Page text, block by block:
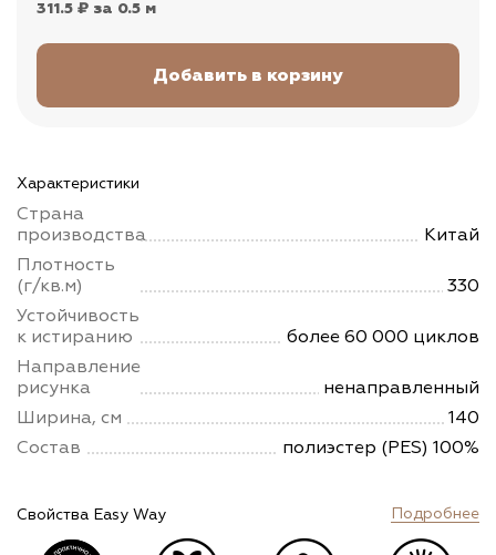
311.5 ₽ за 0.5 м
Характеристики
Страна
производства
Китай
Плотность
(г/кв.м)
330
Устойчивость
к истиранию
более 60 000 циклов
Направление
рисунка
ненаправленный
Ширина, см
140
Состав
полиэстер (PES) 100%
Свойства Easy Way Подробнее